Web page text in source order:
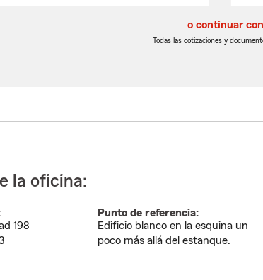
o continuar
Todas las cotizaciones y
la oficina:
198
Punto de referencia:
Edificio blanco en la esquina un
poco más allá del estanque.